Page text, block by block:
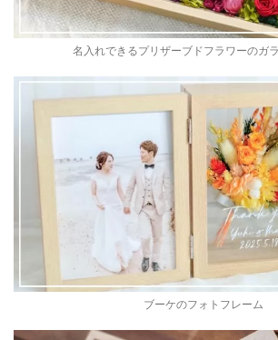
名入れできるプリザーブドフラワーのガ
ブーケのフォトフレーム